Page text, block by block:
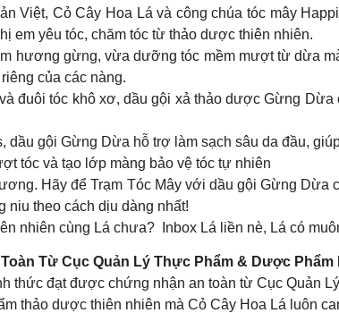
Việt, Cỏ Cây Hoa Lá và công chúa tóc mây
em yêu tóc, chăm tóc từ thảo dược thiên nhiên.
hương gừng, vừa dưỡng tóc mềm mượt từ dừa
của các nàng.
đuôi tóc khô xơ, dầu gội xả thảo dược Gừng
gội Gừng Dừa hỗ trợ làm sạch sâu da đầu,
tóc và tạo lớp màng bảo vệ tóc tự nhiên
Hãy để Trạm Tóc Mây với dầu gội Gừng
theo cách dịu dàng nhất!
nhiên cùng Lá chưa? Inbox Lá liền nè, Lá có
Từ Cục Quản Lý Thực Phẩm & Dược Phẩm
thức đạt được chứng nhận an toàn từ Cục Quản
thảo dược thiên nhiên mà Cỏ Cây Hoa Lá luôn